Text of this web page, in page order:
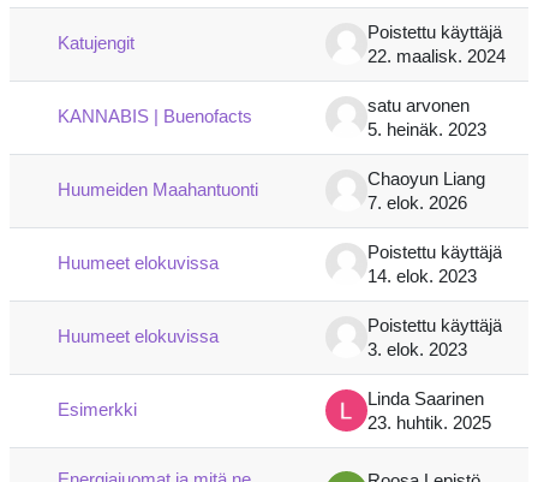
Katujengit
Poistettu käyttäjä
22. maalisk. 2024
KANNABIS | Buenofacts
satu arvonen
5. heinäk. 2023
Huumeiden Maahantuonti
Chaoyun Liang
7. elok. 2026
Huumeet elokuvissa
Poistettu käyttäjä
14. elok. 2023
Huumeet elokuvissa
Poistettu käyttäjä
3. elok. 2023
Esimerkki
Linda Saarinen
23. huhtik. 2025